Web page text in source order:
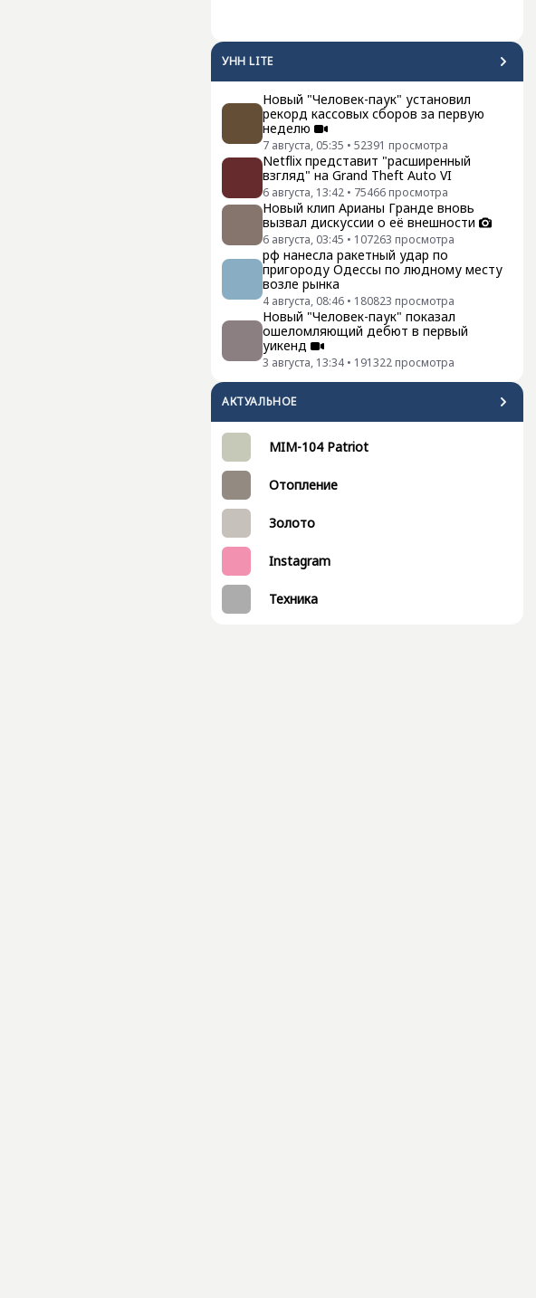
УНН LITE
Новый "Человек-паук" установил
рекорд кассовых сборов за первую
неделю
7 августа, 05:35 • 52391 просмотра
Netflix представит "расширенный
взгляд" на Grand Theft Auto VI
6 августа, 13:42 • 75466 просмотра
Новый клип Арианы Гранде вновь
вызвал дискуссии о её внешности
6 августа, 03:45 • 107263 просмотра
рф нанесла ракетный удар по
пригороду Одессы по людному месту
возле рынка
4 августа, 08:46 • 180823 просмотра
Новый "Человек-паук" показал
ошеломляющий дебют в первый
уикенд
3 августа, 13:34 • 191322 просмотра
АКТУАЛЬНОЕ
MIM-104 Patriot
Отопление
Золото
Instagram
Техника